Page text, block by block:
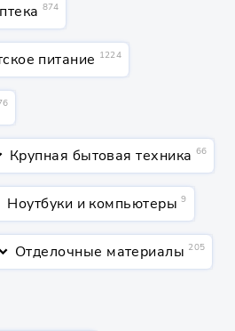
874
питание 1224
Крупная бытовая техника 66
Ноутбуки и компьютеры 9
Отделочные материалы 205